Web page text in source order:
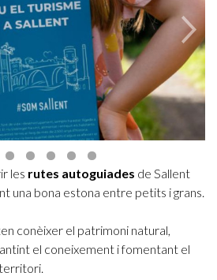
les rutes autoguiades de Sallent
una bona estona entre petits i grans.
conèixer el patrimoni natural,
el coneixement i fomentant el